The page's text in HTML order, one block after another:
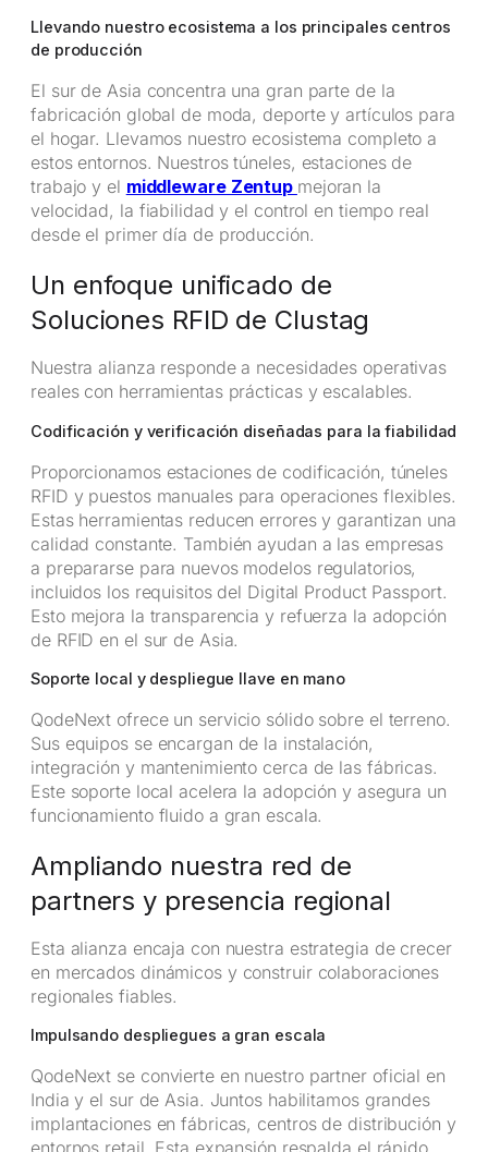
Llevando nuestro ecosistema a los principales centros
de producción
El sur de Asia concentra una gran parte de la
fabricación global de moda, deporte y artículos para
el hogar. Llevamos nuestro ecosistema completo a
estos entornos. Nuestros túneles, estaciones de
trabajo y el middleware Zentup mejoran la
velocidad, la fiabilidad y el control en tiempo real
desde el primer día de producción.
Un enfoque unificado de
Soluciones RFID de Clustag
Nuestra alianza responde a necesidades operativas
reales con herramientas prácticas y escalables.
Codificación y verificación diseñadas para la fiabilidad
Proporcionamos estaciones de codificación, túneles
RFID y puestos manuales para operaciones flexibles.
Estas herramientas reducen errores y garantizan una
calidad constante. También ayudan a las empresas
a prepararse para nuevos modelos regulatorios,
incluidos los requisitos del Digital Product Passport.
Esto mejora la transparencia y refuerza la adopción
de RFID en el sur de Asia.
Soporte local y despliegue llave en mano
QodeNext ofrece un servicio sólido sobre el terreno.
Sus equipos se encargan de la instalación,
integración y mantenimiento cerca de las fábricas.
Este soporte local acelera la adopción y asegura un
funcionamiento fluido a gran escala.
Ampliando nuestra red de
partners y presencia regional
Esta alianza encaja con nuestra estrategia de crecer
en mercados dinámicos y construir colaboraciones
regionales fiables.
Impulsando despliegues a gran escala
QodeNext se convierte en nuestro partner oficial en
India y el sur de Asia. Juntos habilitamos grandes
implantaciones en fábricas, centros de distribución y